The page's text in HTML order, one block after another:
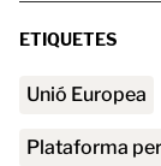
ETIQUETES
Unió Europea
Plataforma